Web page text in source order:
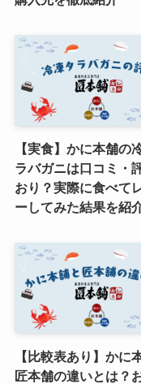
【実食】かに本舗の
ラバガニは口コミ・
おり？実際に食べて
ーしてみた結果を紹
【比較表あり】かに
匠本舗の違いとは？